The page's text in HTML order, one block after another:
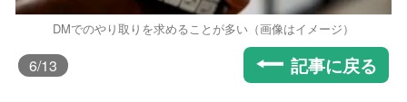
DMでのやり取りを求めることが多い（画像はイメージ）
6/13 記事に戻る